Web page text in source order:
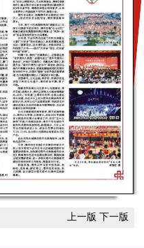
上一版 下一版